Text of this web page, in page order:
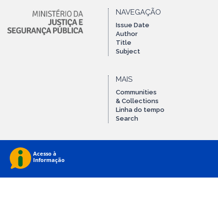
NAVEGAÇÃO
Issue Date
Author
Title
Subject
MAIS
Communities
& Collections
Linha do tempo
Search